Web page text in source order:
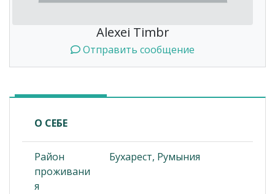
Alexei Timbr
Отправить сообщение
О СЕБЕ
Район
проживани
я
Бухарест, Румыния